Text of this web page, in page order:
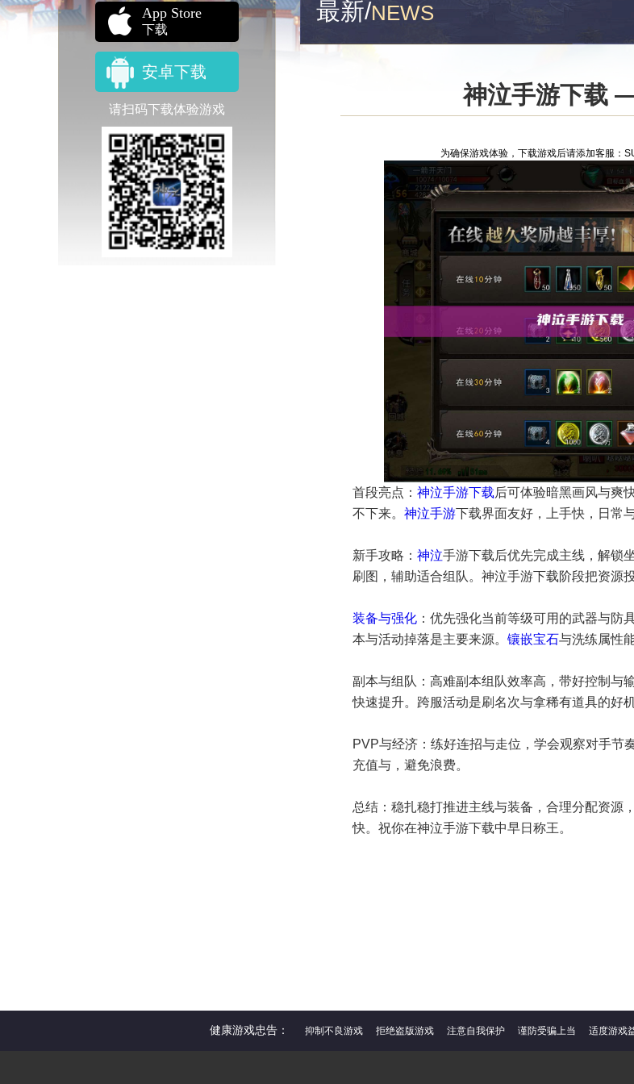
App Store
下载
安卓下载
请扫码下载体验游戏
最新/NEWS
神泣手游下载
为确保游戏体验，下载游戏后请添加客服：
首段亮点： 神泣手游下载后可体验暗黑画风与爽
不下来。 神泣手游下载界面友好，上手快，日常
新手攻略： 神泣手游下载后优先完成主线，解锁
刷图，辅助适合组队。神泣手游下载阶段把资源
装备与强化 ：优先强化当前等级可用的武器与防
本与活动掉落是主要来源。 镶嵌宝石与洗练属性
副本与组队：高难副本组队效率高，带好控制与
快速提升。跨服活动是刷名次与拿稀有道具的好机
PVP与经济：练好连招与走位，学会观察对手节
充值与，避免浪费。
总结：稳扎稳打推进主线与装备，合理分配资源
快。祝你在神泣手游下载中早日称王。
健康游戏忠告： 抑制不良游戏 拒绝盗版游戏 注意自我保护 谨防受骗上当 适度游戏